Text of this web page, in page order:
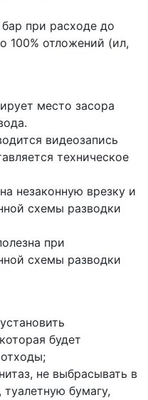
при расходе до
отложений (ил,
место засора
видеозапись
техническое
незаконную врезку и
схемы разводки
при
схемы разводки
будет
не выбрасывать в
туалетную бумагу,